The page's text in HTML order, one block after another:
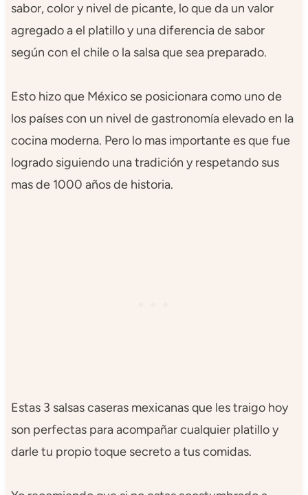
sabor, color y nivel de picante, lo que da un valor
agregado a el platillo y una diferencia de sabor
según con el chile o la salsa que sea preparado.
Esto hizo que México se posicionara como uno de
los países con un nivel de gastronomía elevado en la
cocina moderna. Pero lo mas importante es que fue
logrado siguiendo una tradición y respetando sus
mas de 1000 años de historia.
Estas 3 salsas caseras mexicanas que les traigo hoy
son perfectas para acompañar cualquier platillo y
darle tu propio toque secreto a tus comidas.